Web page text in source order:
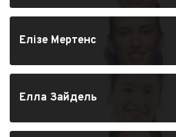
Елізе Мертенс
Елла Зайдель